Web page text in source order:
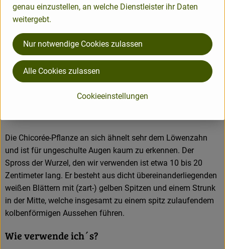
treiben. Licht benötigen sie dazu nicht - das soll sogar
vermieden werden: Denn nur durch absolute Dunkelheit wird
entwickelt. Ein weiteres Mal wird der Chicorée geerntet. Jetzt
allerdings ist die zarte, blassgelbe Chicoréesprosse von
Interesse, die von der Wurzel getrennt wird (=Brechen des
Chicorées) um endlich in Ihre Ökokiste gepackt werden zu
Die Chicorée-Pflanze an sich ähnelt sehr dem Löwenzahn
und ist für ungeschulte Augen kaum zu erkennen. Der
Spross der Wurzel, den wir verwenden ist etwa 10 bis 20
Zentimeter lang. Er besteht aus dicht übereinanderliegenden
weißen Blättern mit (zart-) gelben Spitzen und einem Strunk
in der Mitte, welche insgesamt zu einem spitz zulaufendem
kolbenförmigen Aussehen führen.
Wie verwende ich´s?
genau einzustellen, an welche Dienstleister ihr Daten
weitergebt.
Cookieeinstellungen
Nur notwendige Cookies zulassen
Alle Cookies zulassen